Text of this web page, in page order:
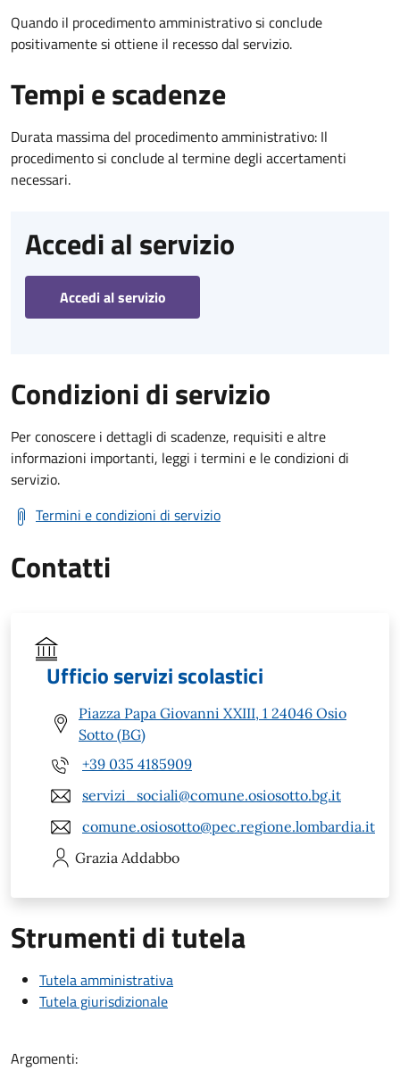
Quando il procedimento amministrativo si conclude
positivamente si ottiene il recesso dal servizio.
Tempi e scadenze
Durata massima del procedimento amministrativo: Il
procedimento si conclude al termine degli accertamenti
necessari.
Accedi al servizio
Accedi al servizio
Condizioni di servizio
Per conoscere i dettagli di scadenze, requisiti e altre
informazioni importanti, leggi i termini e le condizioni di
servizio.
Termini e condizioni di servizio
Contatti
Ufficio servizi scolastici
Piazza Papa Giovanni XXIII, 1 24046 Osio
Sotto (BG)
+39 035 4185909
servizi_sociali@comune.osiosotto.bg.it
comune.osiosotto@pec.regione.lombardia.it
Grazia Addabbo
Strumenti di tutela
Tutela amministrativa
Tutela giurisdizionale
Argomenti: